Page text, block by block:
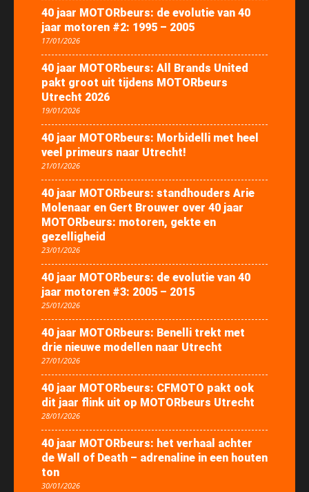
40 jaar MOTORbeurs: de evolutie van 40
jaar motoren #2: 1995 – 2005
17/01/2026
40 jaar MOTORbeurs: All Brands United
pakt groot uit tijdens MOTORbeurs
Utrecht 2026
19/01/2026
40 jaar MOTORbeurs: Morbidelli met heel
veel primeurs naar Utrecht!
21/01/2026
40 jaar MOTORbeurs: standhouders Arie
Molenaar en Gert Brouwer over 40 jaar
MOTORbeurs: motoren, gekte en
gezelligheid
23/01/2026
40 jaar MOTORbeurs: de evolutie van 40
jaar motoren #3: 2005 – 2015
25/01/2026
40 jaar MOTORbeurs: Benelli trekt met
drie nieuwe modellen naar Utrecht
27/01/2026
40 jaar MOTORbeurs: CFMOTO pakt ook
dit jaar flink uit op MOTORbeurs Utrecht
28/01/2026
40 jaar MOTORbeurs: het verhaal achter
de Wall of Death – adrenaline in een houten
ton
30/01/2026